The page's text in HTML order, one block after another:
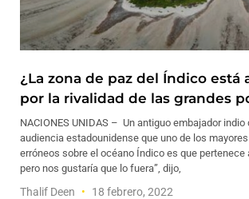
¿La zona de paz del Índico está
por la rivalidad de las grandes
NACIONES UNIDAS – Un antiguo embajador indio
audiencia estadounidense que uno de los
erróneos sobre el océano Índico es que pertenece
pero nos gustaría que lo fuera”, dijo,
Thalif Deen 18 febrero, 2022